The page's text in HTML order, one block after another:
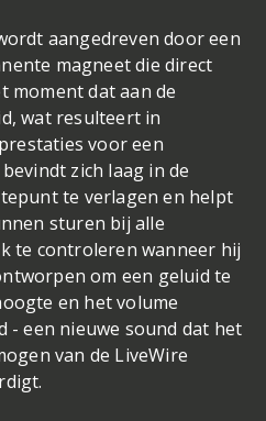
aangedreven door een
magneet die direct
moment dat aan de
wat resulteert in
voor een
zich laag in de
te verlagen en helpt
sturen bij alle
te controleren wanneer hij
om een geluid te
en het volume
- een nieuwe sound dat het
van de LiveWire